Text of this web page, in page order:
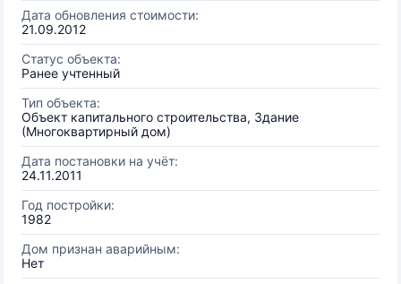
Дата обновления стоимости:
21.09.2012
Статус объекта:
Ранее учтенный
Тип объекта:
Объект капитального строительства, Здание
(Многоквартирный дом)
Дата постановки на учёт:
24.11.2011
Год постройки:
1982
Дом признан аварийным:
Нет